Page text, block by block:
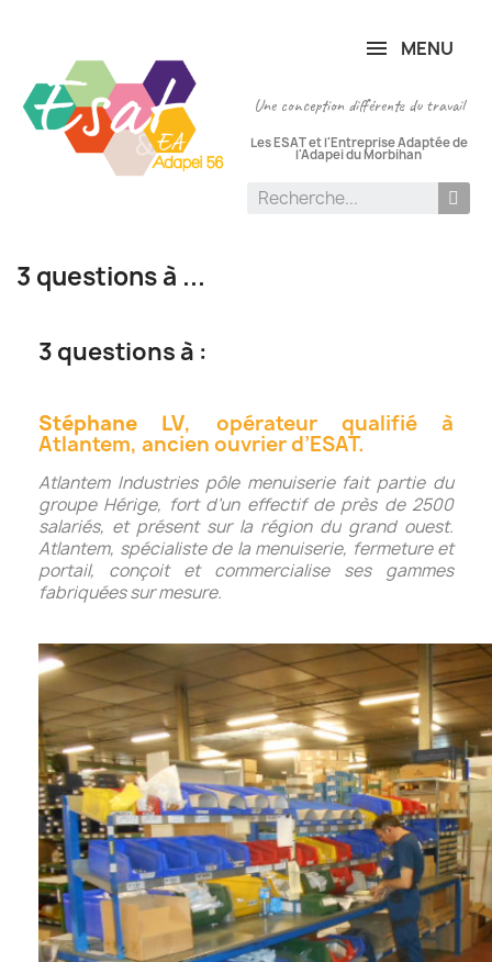
MENU
Une conception différente du travail
Les ESAT et l'Entreprise Adaptée de
l'Adapei du Morbihan
3 questions à ...
3 questions à :
Stéphane LV, opérateur qualifié à
Atlantem, ancien ouvrier d’ESAT.
Atlantem Industries pôle menuiserie fait partie du
groupe Hérige, fort d’un effectif de près de 2500
salariés, et présent sur la région du grand ouest.
Atlantem, spécialiste de la menuiserie, fermeture et
portail, conçoit et commercialise ses gammes
fabriquées sur mesure.